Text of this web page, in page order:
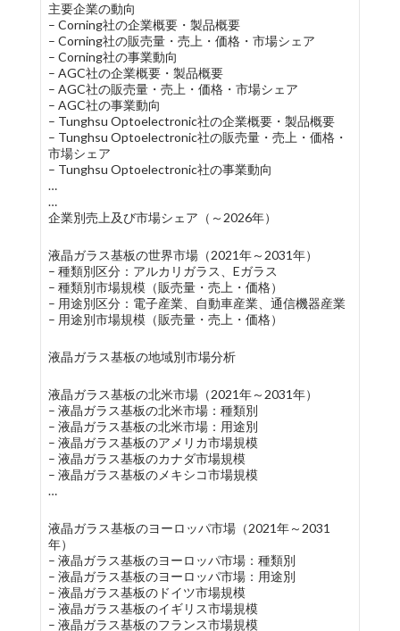
主要企業の動向
– Corning社の企業概要・製品概要
– Corning社の販売量・売上・価格・市場シェア
– Corning社の事業動向
– AGC社の企業概要・製品概要
– AGC社の販売量・売上・価格・市場シェア
– AGC社の事業動向
– Tunghsu Optoelectronic社の企業概要・製品概要
– Tunghsu Optoelectronic社の販売量・売上・価格・
市場シェア
– Tunghsu Optoelectronic社の事業動向
…
…
企業別売上及び市場シェア（～2026年）
液晶ガラス基板の世界市場（2021年～2031年）
– 種類別区分：アルカリガラス、Eガラス
– 種類別市場規模（販売量・売上・価格）
– 用途別区分：電子産業、自動車産業、通信機器産業
– 用途別市場規模（販売量・売上・価格）
液晶ガラス基板の地域別市場分析
液晶ガラス基板の北米市場（2021年～2031年）
– 液晶ガラス基板の北米市場：種類別
– 液晶ガラス基板の北米市場：用途別
– 液晶ガラス基板のアメリカ市場規模
– 液晶ガラス基板のカナダ市場規模
– 液晶ガラス基板のメキシコ市場規模
…
液晶ガラス基板のヨーロッパ市場（2021年～2031
年）
– 液晶ガラス基板のヨーロッパ市場：種類別
– 液晶ガラス基板のヨーロッパ市場：用途別
– 液晶ガラス基板のドイツ市場規模
– 液晶ガラス基板のイギリス市場規模
– 液晶ガラス基板のフランス市場規模